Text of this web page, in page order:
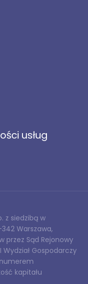
usług
z siedzibą w
Warszawa,
przez Sąd Rejonowy
Wydział Gospodarczy
kapitału